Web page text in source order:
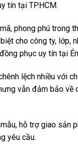
tín tại TP.HCM.
phong phú trong
cho công ty, lớp,
phục uy tín tại
lệch nhiều với
vẫn đảm bảo về
hỗ trợ giao sản
yêu cầu.